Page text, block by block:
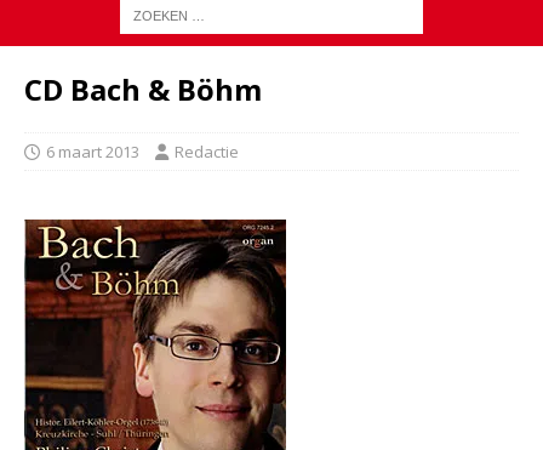
CD Bach & Böhm
6 maart 2013 Redactie